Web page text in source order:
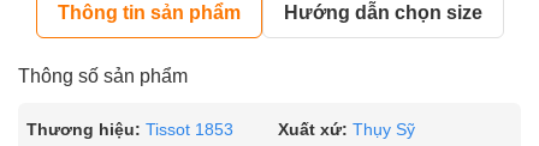
Thông tin sản phẩm Hướng dẫn chọn size
Thông số sản phẩm
Thương hiệu: Tissot 1853 Xuất xứ: Thụy Sỹ